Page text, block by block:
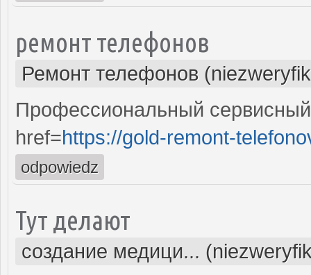
ремонт телефонов
Ремонт телефонов
Профессиональный
href=https://gold-remont-
odpowiedz
Тут делают
создание медици...